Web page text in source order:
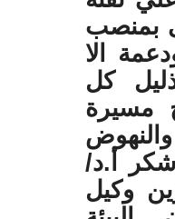
بمنصب
الا
كل
مسيرة
أ.د/
وكيل